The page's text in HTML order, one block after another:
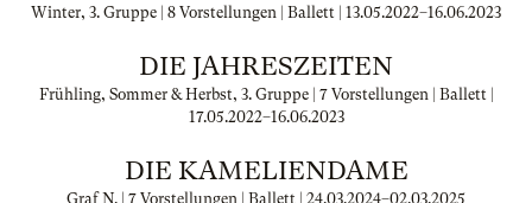
Winter, 3. Gruppe | 8 Vorstellungen | Ballett | 13.05.2022–16.06.2023
DIE JAHRESZEITEN
Frühling, Sommer & Herbst, 3. Gruppe | 7 Vorstellungen | Ballett |
17.05.2022–16.06.2023
DIE KAMELIENDAME
Graf N. | 7 Vorstellungen | Ballett | 24.03.2024–02.03.2025